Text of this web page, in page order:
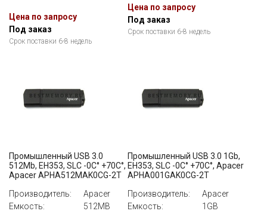
Цена по запросу
Под заказ
Срок поставки 6-8 недель
Цена по запросу
Под заказ
Срок поставки 6-8 недель
Промышленный USB 3.0
512Mb, EH353, SLC -0C° +70C°,
Apacer APHA512MAK0CG-2T
Производитель:
Apacer
Емкость:
512MB
Промышленный USB 3.0 1Gb,
EH353, SLC -0C° +70C°, Apacer
APHA001GAK0CG-2T
Производитель:
Apacer
Емкость:
1GB